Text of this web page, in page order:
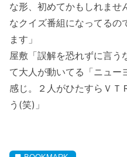
な形、初めてかもしれませ
なクイズ番組になってるの
ます」
屋敷「誤解を恐れずに言う
て大人が動いてる「ニュー
感じ。２人がひたすらＶＴ
う(笑)」